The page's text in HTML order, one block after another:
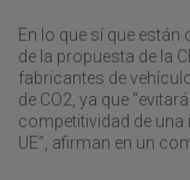
En lo que sí que
de la propuesta de la
fabricantes de
de CO2, ya que
competitividad de
UE”, afirman en un